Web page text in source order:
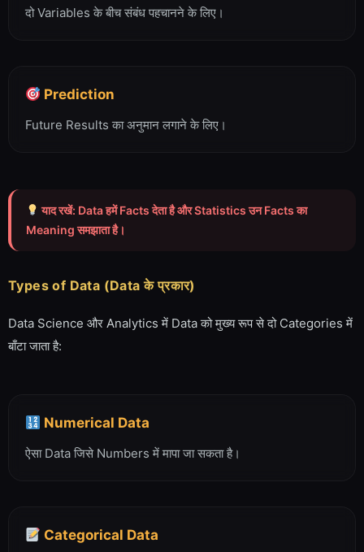
दो Variables के बीच संबंध पहचानने के लिए।
Prediction
Future Results का अनुमान लगाने के लिए।
याद रखें: Data हमें Facts देता है और Statistics उन Facts का
Meaning समझाता है।
Types of Data (Data के प्रकार)
Data Science और Analytics में Data को मुख्य रूप से दो Categories में
बाँटा जाता है:
Numerical Data
ऐसा Data जिसे Numbers में मापा जा सकता है।
Categorical Data